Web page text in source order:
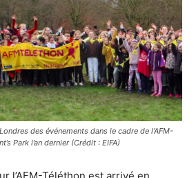
des événements dans le cadre de l’AFM-
Park l’an dernier (Crédit : EIFA)